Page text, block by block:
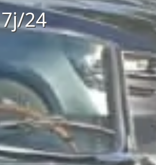
24